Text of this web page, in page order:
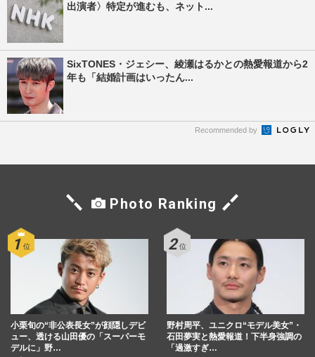
出演者〉特定が進むも、ネット...
SixTONES・ジェシー、綾瀬はるかとの熱愛報道から2
年も「結婚計画はいったん...
Recommended by
Photo Ranking
小栗旬の“非公表長女”が顔隠しデビ
ュー、透ける山田優の「スーパーモ
デルに」野…
野村周平、ユニクロ“モデル美女”・
石田夢実と熱愛報道！下半身強調の
「過激すぎ…